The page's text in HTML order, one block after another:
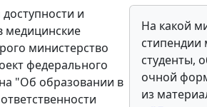
На какой
стипендии
студенты,
очной
из
и
медицинские
министерство
федерального
"Об образовании в